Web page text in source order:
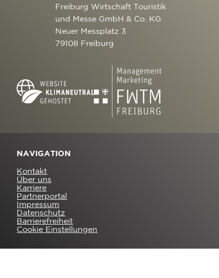
Freiburg Wirtschaft Touristik
und Messe GmbH & Co. KG
Neuer Messplatz 3
79108 Freiburg
NAVIGATION
Kontakt
Über uns
Karriere
Partnerportal
Impressum
Datenschutz
Barrierefreiheit
Cookie Einstellungen